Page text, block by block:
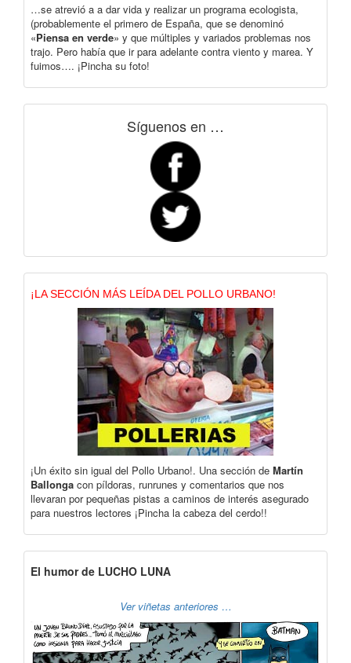
…se atrevió a a dar vida y realizar un programa ecologista,
(probablemente el primero de España, que se denominó
«Piensa en verde» y que múltiples y variados problemas nos
trajo. Pero había que ir para adelante contra viento y marea. Y
fuimos…. ¡Pincha su foto!
Síguenos en …
¡LA SECCIÓN MÁS LEÍDA DEL POLLO URBANO!
¡Un éxito sin igual del Pollo Urbano!. Una sección de Martín
Ballonga con píldoras, runrunes y comentarios que nos
llevaran por pequeñas pistas a caminos de interés asegurado
para nuestros lectores ¡Pincha la cabeza del cerdo!!
El humor de LUCHO LUNA
Ver viñetas anteriores …